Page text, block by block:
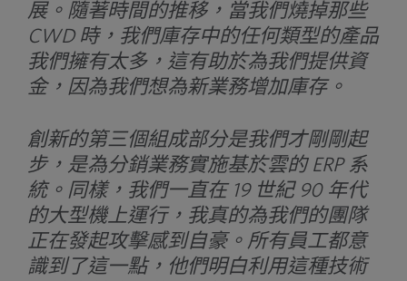
展。隨著時間的推移，當我們燒掉那些
CWD 時，我們庫存中的任何類型的產品
我們擁有太多，這有助於為我們提供資
金，因為我們想為新業務增加庫存。
創新的第三個組成部分是我們才剛剛起
步，是為分銷業務實施基於雲的 ERP 系
統。同樣，我們一直在 19 世紀 90 年代
的大型機上運行，我真的為我們的團隊
正在發起攻擊感到自豪。所有員工都意
識到了這一點，他們明白利用這種技術